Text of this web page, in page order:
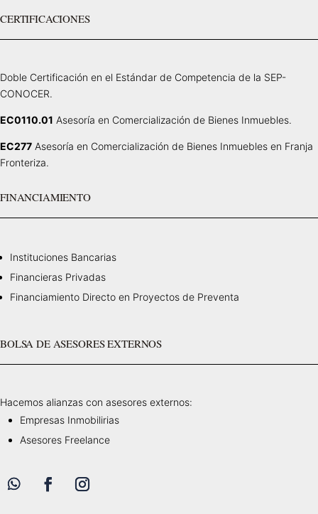
CERTIFICACIONES
Doble Certificación en el Estándar de Competencia de la SEP-
CONOCER.
EC0110.01 Asesoría en Comercialización de Bienes Inmuebles.
EC277 Asesoría en Comercialización de Bienes Inmuebles en Franja
Fronteriza.
FINANCIAMIENTO
Instituciones Bancarias
Financieras Privadas
Financiamiento Directo en Proyectos de Preventa
BOLSA DE ASESORES EXTERNOS
Hacemos alianzas con asesores externos:
Empresas Inmobilirias
Asesores Freelance